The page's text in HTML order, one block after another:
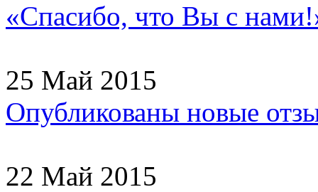
«Спасибо, что Вы с
25 Май 2015
Опубликованы новые
22 Май 2015